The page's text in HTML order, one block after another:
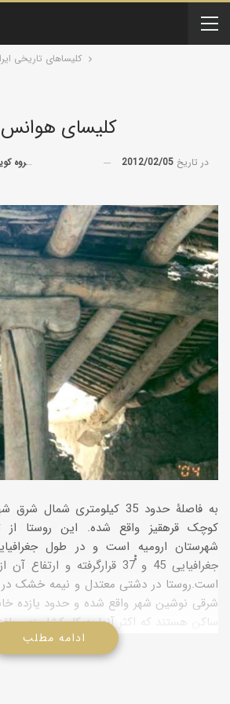
کلیسا‌های تاریخی
کلیسای
توسط گروه در تاریخ 2012/02/05
به فاصلۀ حدود 35 کیلومتری
کوچک قرهقیز واقع شده. این روستا از
است.روستا در دشتی معتدل و نیمه خشک در
شرقی نوشین شهر واقع شده و حدود یازده
ساکن هستند که اکثر آنها به کار کشاورزی،
دارند. این روستا دارای جادهای شوسه
هوهانس مقدس در حاشیۀ جنوبی و ابتدای
ادامه مطلب